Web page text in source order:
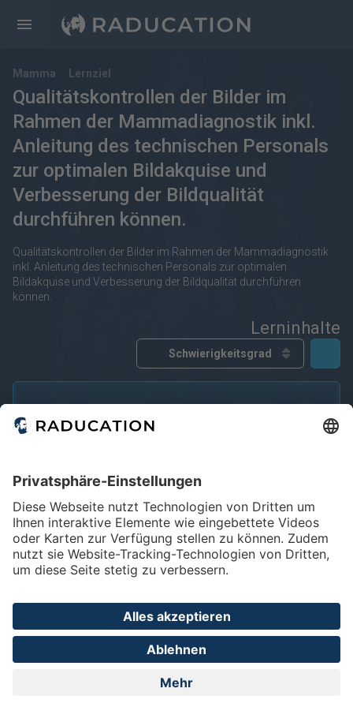
Mamma Lernziel
Qualitätskontrollen der Bilder im
Rahmen der Mammadiagnostik inkl.
Anleitung des technischen Personals
zur optimalen Bildakquise und
Verbesserung der Bildqualität
durchführen können.
Qualitätskontrollen der Bilder im Rahmen der Mammadiagnostik
inkl. Anleitung des technischen Personals zur optimalen
Bildakquise und Verbesserung der Bildqualität durchführen
können.
Lerninhalte
kostenfrei kostenpflichtig Deutsch Englisch
Die Recherche lieferte leider kein Ergebnis.
Bitte den Filter anpassen.
Impressum